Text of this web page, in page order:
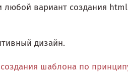
любой вариант создания
дизайн.
шаблона по